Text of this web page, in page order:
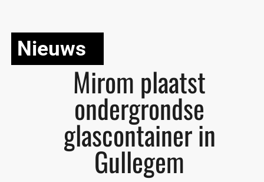
Nieuws
Mirom plaatst
ondergrondse
glascontainer in
Gullegem